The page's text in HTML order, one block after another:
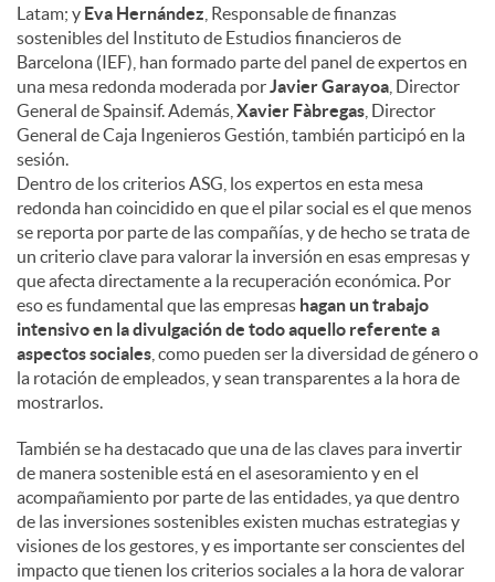
Latam; y Eva Hernández , Responsable de finanzas
sostenibles del Instituto de Estudios financieros de
Barcelona (IEF), han formado parte del panel de expertos en
una mesa redonda moderada porJavier Garayoa , Director
General de Spainsif. Además, Xavier Fàbregas , Director
General de Caja Ingenieros Gestión, también participó en la
sesión.
Dentro de los criterios ASG, los expertos en esta mesa
redonda han coincidido en que el pilar social es el que menos
se reporta por parte de las compañías, y de hecho se trata de
un criterio clave para valorar la inversión en esas empresas y
que afecta directamente a la recuperación económica. Por
eso es fundamental que las empresas hagan un trabajo
intensivo en la divulgación de todo aquello referente a
aspectos sociales , como pueden ser la diversidad de género o
la rotación de empleados, y sean transparentes a la hora de
mostrarlos.
También se ha destacado que una de las claves para invertir
de manera sostenible está en el asesoramiento y en el
acompañamiento por parte de las entidades, ya que dentro
de las inversiones sostenibles existen muchas estrategias y
visiones de los gestores, y es importante ser conscientes del
impacto que tienen los criterios sociales a la hora de valorar